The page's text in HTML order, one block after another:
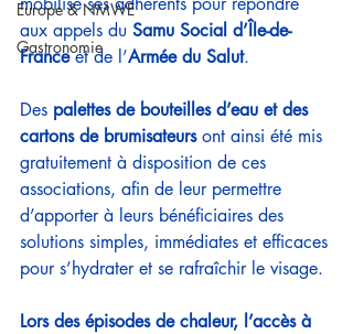
Europe & NMWE
Gastronomie
aux appels du Samu Social d’Île-de-
France et de l’Armée du Salut.
Des palettes de bouteilles d’eau et des
cartons de brumisateurs ont ainsi été mis
gratuitement à disposition de ces
associations, afin de leur permettre
d’apporter à leurs bénéficiaires des
solutions simples, immédiates et efficaces
pour s’hydrater et se rafraîchir le visage.
Lors des épisodes de chaleur, l’accès à